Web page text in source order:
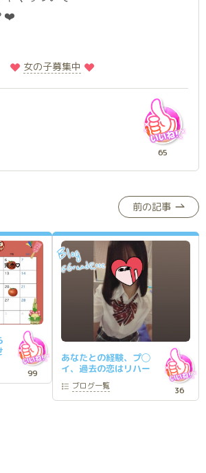
❤️
️女の子募集中
65
99
前の記事
Blog
@GrandRose
あなたとの経験、プ◯
イ、過去の恋はリハー
サル。
ブログ一覧 36